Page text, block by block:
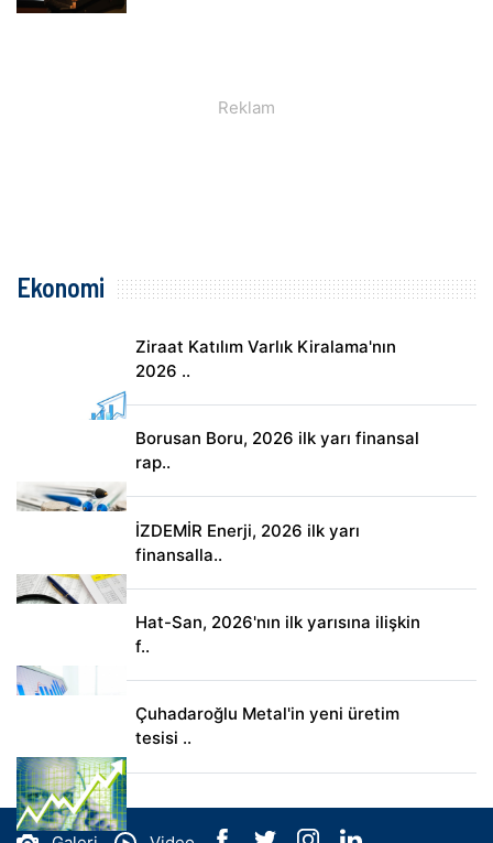
Ekonomi
Ziraat Katılım Varlık Kiralama'nın
2026 ..
Borusan Boru, 2026 ilk yarı finansal
rap..
İZDEMİR Enerji, 2026 ilk yarı
finansalla..
Hat-San, 2026'nın ilk yarısına ilişkin
f..
Çuhadaroğlu Metal'in yeni üretim
tesisi ..